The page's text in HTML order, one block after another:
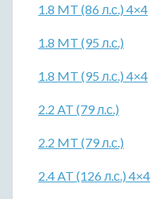
1.8 MT (86 л.с.) 4×4
1.8 MT (95 л.с.)
1.8 MT (95 л.с.) 4×4
2.2 AT (79 л.с.)
2.2 MT (79 л.с.)
2.4 AT (126 л.с.) 4×4